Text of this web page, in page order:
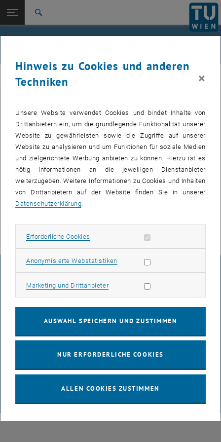
TU Login
Studium
International
Zur 1. Menü Ebene
femTUme
Zurück: Subseiten von femTUme auflisten
Zurück zur letzten Ebene:
femTUme
Jour fixe
femTUme
VERANSTALTUNGEN VOM 17. JULI 2026
Stammtisch 04.08.
04
AUG. 26
04 August 2026 bis
–
ANDERE tba, 1060 Wien
© TU Wien# 65814
IMPRESSUM
BARRIEREFREIHEITSERKLÄRUNG
DATENSCHUTZERKLÄRUNG (PDF)
COOKIEEINSTELLUNGEN
Hinweis zu Cookies und anderen
Techniken
×
Unsere Website verwendet Cookies und bindet Inhalte von
Drittanbietern ein, um die grundlegende Funktionalität unserer
Website zu gewährleisten sowie die Zugriffe auf unserer
Website zu analysieren und um Funktionen für soziale Medien
und zielgerichtete Werbung anbieten zu können. Hierzu ist es
nötig Informationen an die jeweiligen Dienstanbieter
weiterzugeben. Weitere Informationen zu Cookies und Inhalten
von Drittanbietern auf der Website finden Sie in unserer
Datenschutzerklärung.
Erforderliche Cookies Erforderliche Cookies zulassen
Anonymisierte WebstatistikenStatistik Cookies zulassen
Marketing und DrittanbieterMarketing Cookies zulassen
AUSWAHL SPEICHERN UND ZUSTIMMEN
NUR ERFORDERLICHE COOKIES
ALLEN COOKIES ZUSTIMMEN